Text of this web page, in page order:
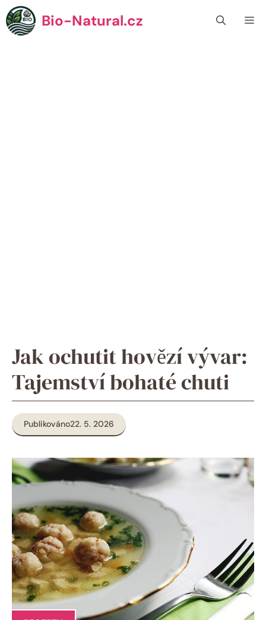
Přeskočit
na
obsah
Bio-Natural.cz
Jak ochutit hovězí vývar:
Tajemství bohaté chuti
Publikováno22. 5. 2026